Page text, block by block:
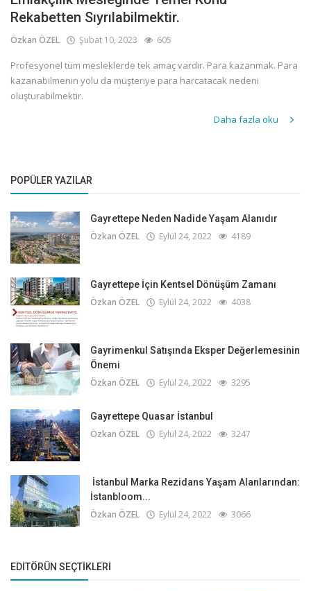
Rekabetten Sıyrılabilmektir.
Özkan ÖZEL Şubat 10, 2023 605
Profesyonel tüm mesleklerde tek amaç vardır. Para kazanmak. Para
kazanabilmenin yolu da müşteriye para harcatacak nedeni
oluşturabilmektir.
Daha fazla oku
POPÜLER YAZILAR
Gayrettepe Neden Nadide Yaşam Alanıdır
Özkan ÖZEL Eylül 24, 2022 4189
Gayrettepe İçin Kentsel Dönüşüm Zamanı
Özkan ÖZEL Eylül 24, 2022 4038
Gayrimenkul Satışında Eksper Değerlemesinin
Önemi
Özkan ÖZEL Eylül 24, 2022 3295
Gayrettepe Quasar İstanbul
Özkan ÖZEL Eylül 24, 2022 3247
İstanbul Marka Rezidans Yaşam Alanlarından:
İstanbloom...
Özkan ÖZEL Eylül 24, 2022 3066
EDITÖRÜN SEÇTIKLERI